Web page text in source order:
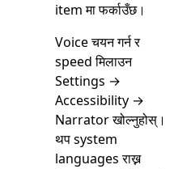
item मा फर्काउँछ।
Voice चयन गर्न र
speed मिलाउन
Settings →
Accessibility →
Narrator खोल्नुहोस्।
थप system
languages राख्न